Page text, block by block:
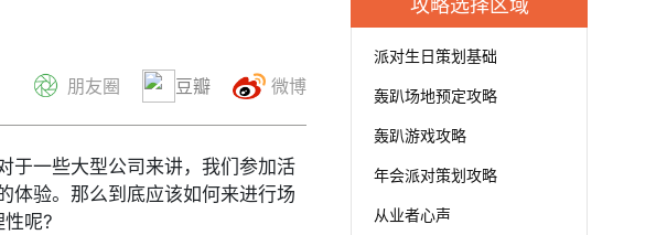
朋友圈 豆瓣 微博
于一些大型公司来讲，我们参加活
体验。那么到底应该如何来进行场
呢?
攻略选择区域
派对生日策划基础
轰趴场地预定攻略
轰趴游戏攻略
年会派对策划攻略
从业者心声